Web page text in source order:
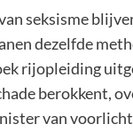
seksisme
dezelfde
rijopleiding
berokkent,
van